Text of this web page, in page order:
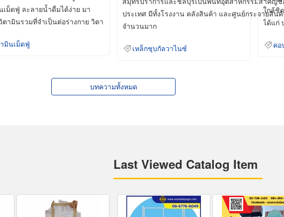
เม็ดฟู่ ละลายน้ำดื่มได้ง่าย มา
ตามินรวมที่จำเป็นต่อร่างกาย วิตา
มินเม็ดฟู่
ประเทศ มีทั้งโรงงาน คลังสินค้า และศูนย์กระจายสิน
จำนวนมาก
เหล็กชุบกัลวาไนซ์
ใกล้ชิ
ได้แก่
คอ
บทความทั้งหมด
Last Viewed Catalog Item